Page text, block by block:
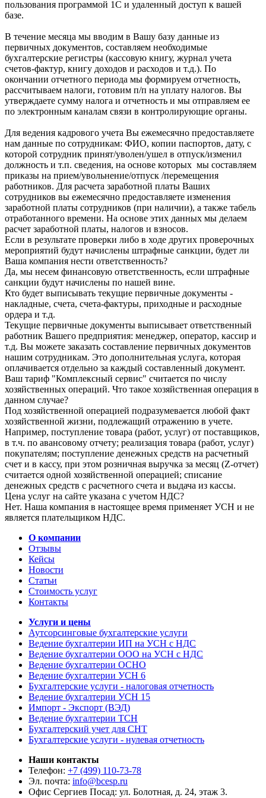
пользования программой 1С и удаленный доступ к вашей
базе.
В течение месяца мы вводим в Вашу базу данные из
первичных документов, составляем необходимые
бухгалтерские регистры (кассовую книгу, журнал учета
счетов-фактур, книгу доходов и расходов и т.д.). По
окончании отчетного периода мы формируем отчетность,
рассчитываем налоги, готовим п/п на уплату налогов. Вы
утверждаете сумму налога и отчетность и мы отправляем ее
по электронным каналам связи в контролирующие органы.
Для ведения кадрового учета Вы ежемесячно предоставляете
нам данные по сотрудникам: ФИО, копии паспортов, дату, с
которой сотрудник принят/уволен/ушел в отпуск/изменил
должность и т.п. сведения, на основе которых мы составляем
приказы на прием/увольнение/отпуск /перемещения
работников. Для расчета заработной платы Ваших
сотрудников вы ежемесячно предоставляете изменения
заработной платы сотрудников (при наличии), а также табель
отработанного времени. На основе этих данных мы делаем
расчет заработной платы, налогов и взносов.
Если в результате проверки либо в ходе других проверочных
мероприятий будут начислены штрафные санкции, будет ли
Ваша компания нести ответственность?
Да, мы несем финансовую ответственность, если штрафные
санкции будут начислены по нашей вине.
Кто будет выписывать текущие первичные документы -
накладные, счета, счета-фактуры, приходные и расходные
ордера и т.д.
Текущие первичные документы выписывает ответственный
работник Вашего предприятия: менеджер, оператор, кассир и
т.д. Вы можете заказать составление первичных документов
нашим сотрудникам. Это дополнительная услуга, которая
оплачивается отдельно за каждый составленный документ.
Ваш тариф "Комплексный сервис" считается по числу
хозяйственных операций. Что такое хозяйственная операция в
данном случае?
Под хозяйственной операцией подразумевается любой факт
хозяйственной жизни, подлежащий отражению в учете.
Например, поступление товара (работ, услуг) от поставщиков,
в т.ч. по авансовому отчету; реализация товара (работ, услуг)
покупателям; поступление денежных средств на расчетный
счет и в кассу, при этом розничная выручка за месяц (Z-отчет)
считается одной хозяйственной операцией; списание
денежных средств с расчетного счета и выдача из кассы.
Цена услуг на сайте указана с учетом НДС?
Нет. Наша компания в настоящее время применяет УСН и не
является плательщиком НДС.
О компании
Отзывы
Кейсы
Новости
Статьи
Стоимость услуг
Контакты
Услуги и цены
Аутсорсинговые бухгалтерские услуги
Ведение бухгалтерии ИП на УСН с НДС
Ведение бухгалтерии ООО на УСН с НДС
Ведение бухгалтерии ОСНО
Ведение бухгалтерии УСН 6
Бухгалтерские услуги - налоговая отчетность
Ведение бухгалтерии УСН 15
Импорт - Экспорт (ВЭД)
Ведение бухгалтерии ТСН
Бухгалтерский учет для СНТ
Бухгалтерские услуги - нулевая отчетность
Наши контакты
Телефон: +7 (499) 110-73-78
Эл. почта: info@bcesp.ru
Офис Сергиев Посад: ул. Болотная, д. 24, этаж 3.